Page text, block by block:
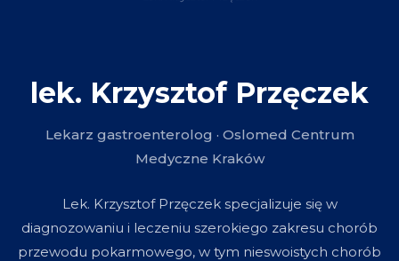
lek. Krzysztof Przęczek
Lekarz gastroenterolog · Oslomed Centrum
Medyczne Kraków
Lek. Krzysztof Przęczek specjalizuje się w
diagnozowaniu i leczeniu szerokiego zakresu chorób
przewodu pokarmowego, w tym nieswoistych chorób